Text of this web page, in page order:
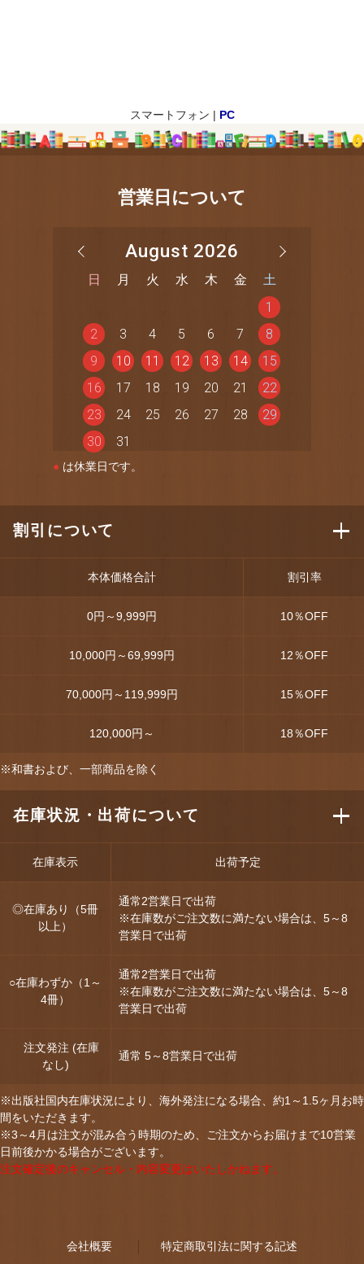
スマートフォン | PC
営業日について
August 2026
日 月 火 水 木 金
土
1
2
3 4 5 6 7
8
9
10 11 12 13 14
15
16
17 18 19 20 21
22
23
24 25 26 27 28
29
30
31
● は休業日です。
割引について
本体価格合計 割引率
0円～9,999円 10％OFF
10,000円～69,999円 12％OFF
70,000円～119,999円 15％OFF
120,000円～ 18％OFF
※和書および、一部商品を除く
在庫状況・出荷について
在庫表示 出荷予定
◎在庫あり（5冊
以上）
通常2営業日で出荷
※在庫数がご注文数に満たない場合は、5～8
営業日で出荷
○在庫わずか（1～
4冊）
通常2営業日で出荷
※在庫数がご注文数に満たない場合は、5～8
営業日で出荷
注文発注 (在庫
なし)
通常 5～8営業日で出荷
※出版社国内在庫状況により、海外発注になる場合、約1～1.5ヶ月お時
間をいただきます。
※3～4月は注文が混み合う時期のため、ご注文からお届けまで10営業
日前後かかる場合がございます。
注文確定後のキャンセル・内容変更はいたしかねます。
会社概要 特定商取引法に関する記述